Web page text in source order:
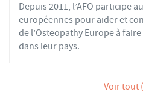
Depuis 2011, l’AFO participe
européennes pour aider et
de l’Osteopathy Europe à
dans leur pays.
Voir tout